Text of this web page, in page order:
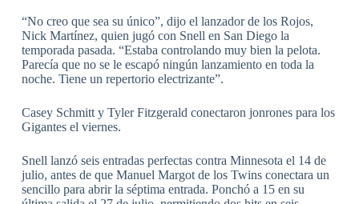
“No creo que sea su único”, dijo el lanzador de los Rojos,
Nick Martínez, quien jugó con Snell en San Diego la
temporada pasada. “Estaba controlando muy bien la pelota.
Parecía que no se le escapó ningún lanzamiento en toda la
noche. Tiene un repertorio electrizante”.
Casey Schmitt y Tyler Fitzgerald conectaron jonrones para los
Gigantes el viernes.
Snell lanzó seis entradas perfectas contra Minnesota el 14 de
julio, antes de que Manuel Margot de los Twins conectara un
sencillo para abrir la séptima entrada. Ponchó a 15 en su